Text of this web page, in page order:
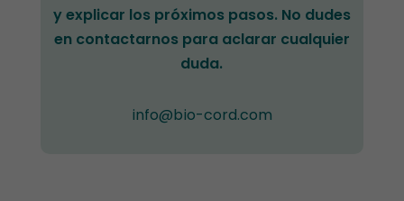
y explicar los próximos pasos. No dudes
en contactarnos para aclarar cualquier
duda.
info@bio-cord.com